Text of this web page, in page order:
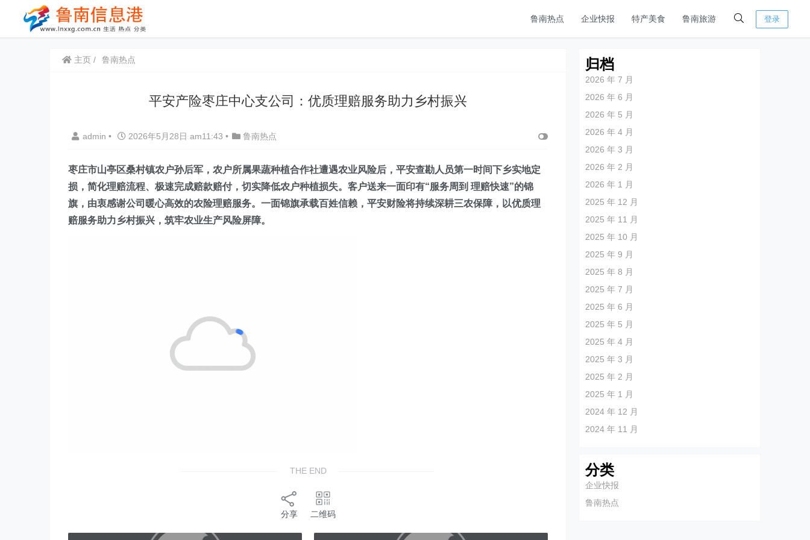
鲁南热点 企业快报 特产美食 鲁南旅游 登录
主页 鲁南热点
平安产险枣庄中心支公司：优质理赔服务助力乡村振兴
admin • 2026年5月28日 am11:43 • 鲁南热点
枣庄市山亭区桑村镇农户孙后军，农户所属果蔬种植合作社遭遇农业风险后，平安查勘人员第一时间下乡实地定
损，简化理赔流程、极速完成赔款赔付，切实降低农户种植损失。客户送来一面印有“服务周到 理赔快速”的锦
旗，由衷感谢公司暖心高效的农险理赔服务。一面锦旗承载百姓信赖，平安财险将持续深耕三农保障，以优质理
赔服务助力乡村振兴，筑牢农业生产风险屏障。
THE END
分享 二维码
归档
2026 年 7 月
2026 年 6 月
2026 年 5 月
2026 年 4 月
2026 年 3 月
2026 年 2 月
2026 年 1 月
2025 年 12 月
2025 年 11 月
2025 年 10 月
2025 年 9 月
2025 年 8 月
2025 年 7 月
2025 年 6 月
2025 年 5 月
2025 年 4 月
2025 年 3 月
2025 年 2 月
2025 年 1 月
2024 年 12 月
2024 年 11 月
分类
企业快报
鲁南热点